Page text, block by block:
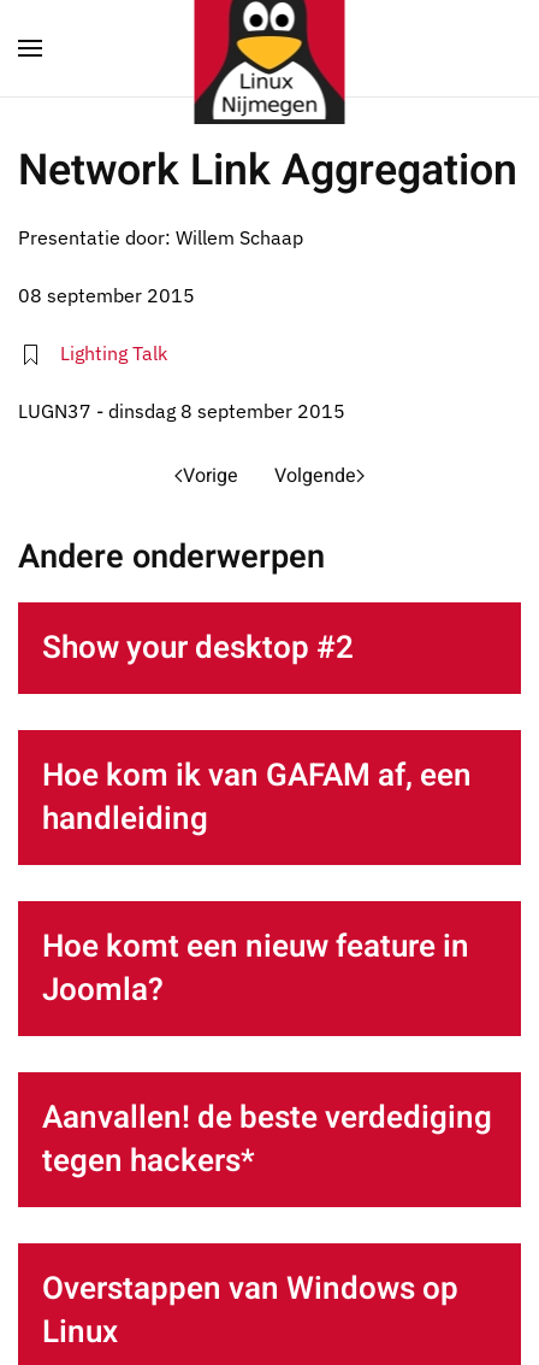
Terug naar hoofdinhoud
Network Link Aggregation
Presentatie door: Willem Schaap
08 september 2015
Lighting Talk
LUGN37 - dinsdag 8 september 2015
Vorige Volgende
Andere onderwerpen
Show your desktop #2
Hoe kom ik van GAFAM af, een
handleiding
Hoe komt een nieuw feature in
Joomla?
Aanvallen! de beste verdediging
tegen hackers*
Overstappen van Windows op
Linux